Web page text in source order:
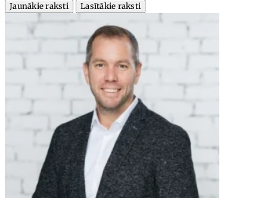
Jaunākie raksti
Lasītākie raksti